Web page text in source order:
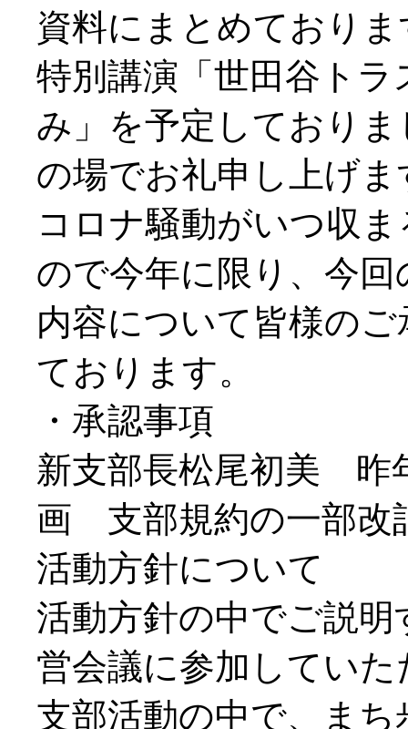
資料にまとめており
特別講演「世田谷ト
み」を予定しており
の場でお礼申し上げま
コロナ騒動がいつ収
ので今年に限り、今
内容について皆様の
ております。
・承認事項
新支部長松尾初美 昨
画 支部規約の一部改
活動方針について
活動方針の中でご説
営会議に参加してい
支部活動の中で、ま